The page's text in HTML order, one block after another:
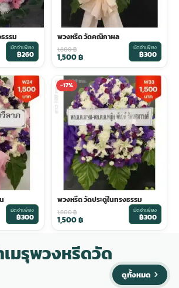
รรม
มัดจำเพียง
฿260
พวงหรีด วัดคณิกาผล
1,800฿
1,500฿
มัดจำเพียง
฿300
มัดจำเพียง
฿300
-17%
พวงหรีด วัดประดู่ในทรงธรรม
1,800฿
1,500฿
มัดจำเพียง
฿300
มรุพวงหรีดวัด
ดูทั้งหมด